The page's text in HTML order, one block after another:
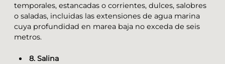
temporales, estancadas o corrientes, dulces, salobres
o saladas, incluidas las extensiones de agua marina
cuya profundidad en marea baja no exceda de seis
metros.
8. Salina